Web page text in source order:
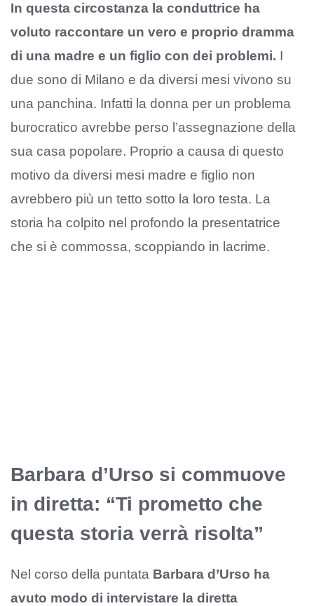
In questa circostanza la conduttrice ha
voluto raccontare un vero e proprio dramma
di una madre e un figlio con dei problemi. I
due sono di Milano e da diversi mesi vivono su
una panchina. Infatti la donna per un problema
burocratico avrebbe perso l’assegnazione della
sua casa popolare. Proprio a causa di questo
motivo da diversi mesi madre e figlio non
avrebbero più un tetto sotto la loro testa. La
storia ha colpito nel profondo la presentatrice
che si è commossa, scoppiando in lacrime.
Barbara d’Urso si commuove
in diretta: “Ti prometto che
questa storia verrà risolta”
Nel corso della puntata Barbara d’Urso ha
avuto modo di intervistare la diretta